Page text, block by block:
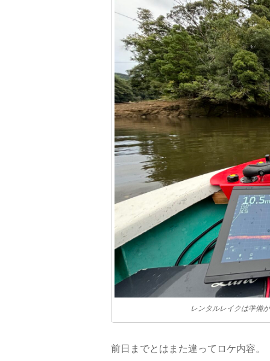
レンタルレイクは準備
前日までとはまた違ってロケ内容。